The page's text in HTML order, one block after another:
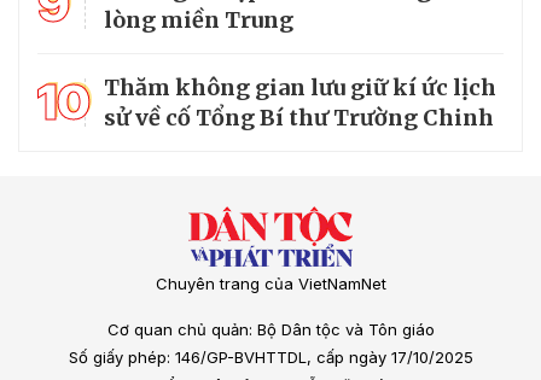
lòng miền Trung
10 Thăm không gian lưu giữ kí ức lịch
sử về cố Tổng Bí thư Trường Chinh
Chuyên trang của VietNamNet
Cơ quan chủ quản: Bộ Dân tộc và Tôn giáo
Số giấy phép: 146/GP-BVHTTDL, cấp ngày 17/10/2025